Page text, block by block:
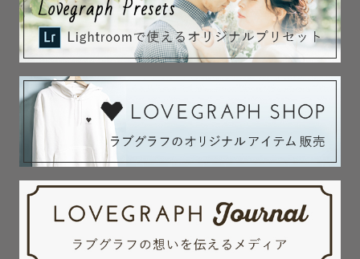
かご3種（白の四角いかご、茶色の丸かご、茶色系のお花型
のかご)
ヘッドアクセサリー（ベージュのくまさん帽子、白いお花
のヘッドバンド、ベビークラウン、リボン3色）
背景布(白、水色、ピンク)
木目背景布(白、茶色系)
造花
※生花を使用する場合はゲスト様にご準備をお願いしてお
ります。
[ 七五三用 ]
手毬 / 白い和傘 / 753の木製ボード